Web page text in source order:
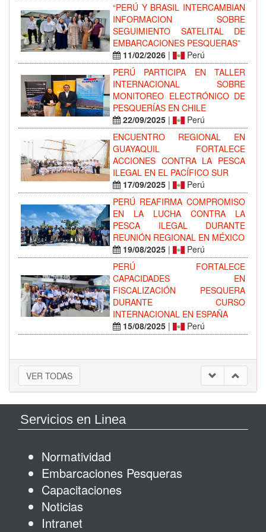
“PERÚ Y BRASIL INTERCAMBIAN
INFORMACION SOBRE
SEGUIMIENTO SATELITAL DE
EMBARCACIONES PESQUERAS”
11/02/2026 |
Perú
PERÚ PARTICIPA EN TALLER
INTERNACIONAL SOBRE
MONITOREO ELECTRÓNICO DE
PESQUERÍAS EN CHILE
22/09/2025 |
Perú
ENCUENTRO REGIONAL EN
GUAYAQUIL FORTALECE
ACCIONES CONTRA LA PESCA
ILEGAL EN EL PACÍFICO SUR
17/09/2025 |
Perú
PERÚ REAFIRMA COMPROMISO
EN LA LUCHA CONTRA LA
PESCA ILEGAL DURANTE
REUNIÓN REGIONAL EN MÉXICO
19/08/2025 |
Perú
PERÚ FORTALECE
CAPACIDADES EN
FISCALIZACIÓN PESQUERA
DURANTE CURSO
INTERNACIONAL EN ESPAÑA
15/08/2025 | Perú
VER TODAS
Servicios en Linea
Normatividad
Embarcaciones Pesqueras
Capacitaciones
Noticias
Intranet